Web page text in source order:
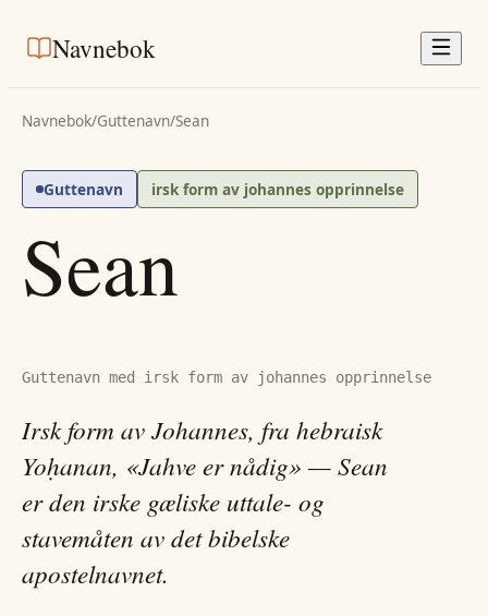
Navnebok
Navnebok/Guttenavn/Sean
Guttenavn irsk form av johannes opprinnelse
Sean
Guttenavn med irsk form av johannes opprinnelse
Irsk form av Johannes, fra hebraisk
Yoḥanan, «Jahve er nådig» — Sean
er den irske gæliske uttale- og
stavemåten av det bibelske
apostelnavnet.